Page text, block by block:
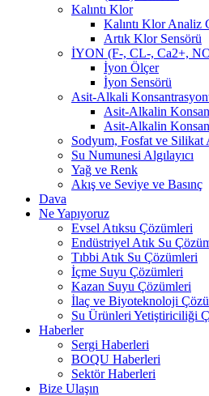
Kalıntı Klor
Kalıntı Klor Analiz
Artık Klor Sensörü
İYON (F-, CL-, Ca2+,
İyon Ölçer
İyon Sensörü
Asit-Alkali
Asit-Alkalin
Asit-Alkalin
Sodyum, Fosfat ve Silikat
Su Numunesi Algılayıcı
Yağ ve Renk
Akış ve Seviye ve Basınç
Dava
Ne Yapıyoruz
Evsel Atıksu Çözümleri
Endüstriyel Atık Su
Tıbbi Atık Su Çözümleri
İçme Suyu Çözümleri
Kazan Suyu Çözümleri
İlaç ve Biyoteknoloji
Su Ürünleri Yetiştiriciliği
Haberler
Sergi Haberleri
BOQU Haberleri
Sektör Haberleri
Bize Ulaşın